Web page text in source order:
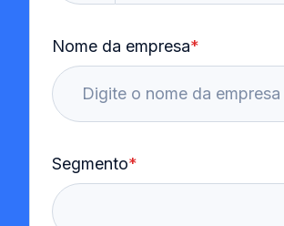
Nome da empresa*
Segmento*